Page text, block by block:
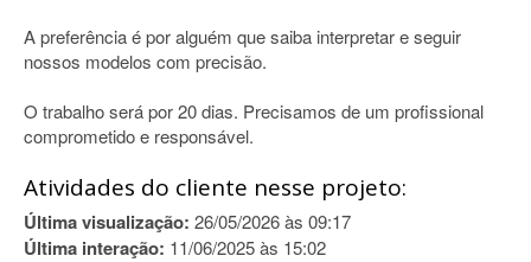
A preferência é por alguém que saiba interpretar e seguir
nossos modelos com precisão.
O trabalho será por 20 dias. Precisamos de um profissional
comprometido e responsável.
Atividades do cliente nesse projeto:
Última visualização: 26/05/2026 às 09:17
Última interação: 11/06/2025 às 15:02